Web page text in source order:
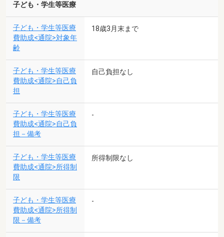
子ども・学生等医療
子ども・学生等医療
費助成<通院>対象年
齢
18歳3月末まで
子ども・学生等医療
費助成<通院>自己負
担
自己負担なし
子ども・学生等医療
費助成<通院>自己負
担－備考
-
子ども・学生等医療
費助成<通院>所得制
限
所得制限なし
子ども・学生等医療
費助成<通院>所得制
限－備考
-